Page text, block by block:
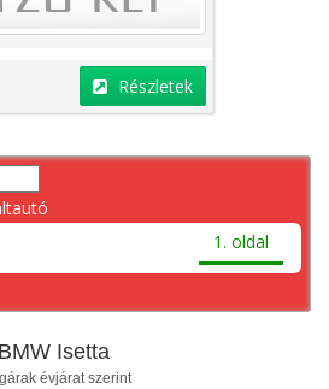
Részletek
1. oldal
BMW Isetta
évjárat szerint